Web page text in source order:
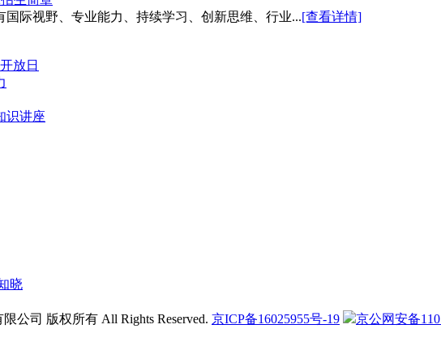
际视野、专业能力、持续学习、创新思维、行业...[查看详情]
放日
识讲座
晓
公司 版权所有 All Rights Reserved. 京ICP备16025955号-19
京公网安备